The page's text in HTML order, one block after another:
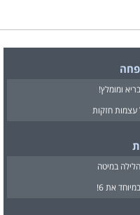
ומומלץ!
עצמות חזקות